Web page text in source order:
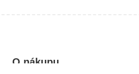
O nákupu